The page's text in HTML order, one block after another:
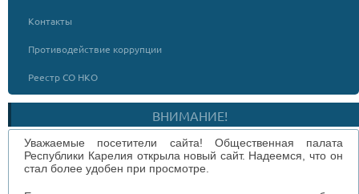
Контакты
Противодействие коррупции
Реестр СО НКО
ВНИМАНИЕ!
Уважаемые посетители сайта! Общественная палата
Республики Карелия открыла новый сайт. Надеемся, что он
стал более удобен при просмотре.